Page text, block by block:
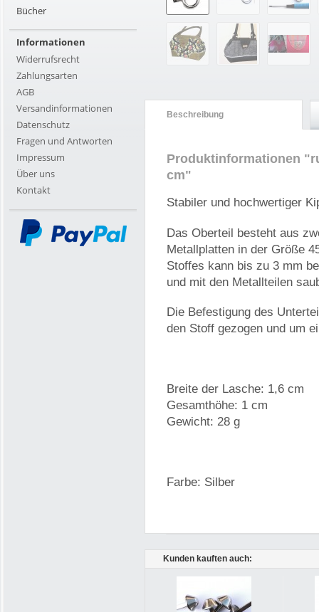
Bücher
Informationen
Widerrufsrecht
Zahlungsarten
AGB
Versandinformationen
Datenschutz
Fragen und Antworten
Impressum
Über uns
Kontakt
Beschreibung
Produktinformationen
cm"
Stabiler und hochwertiger
Das Oberteil besteht aus
Metallplatten in der Größe
Stoffes kann bis zu 3 mm
und mit den Metallteilen
Die Befestigung des
den Stoff gezogen und um
Breite der Lasche: 1,6 cm
Gesamthöhe: 1 cm
Gewicht: 28 g
Farbe: Silber
Kunden kauften auch: